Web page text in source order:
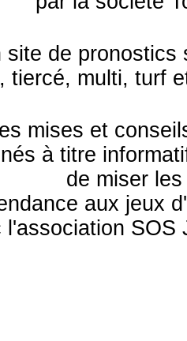
site de pronostics
tiercé, multi, turf
mises et
à titre
de miser
aux jeux
l'association